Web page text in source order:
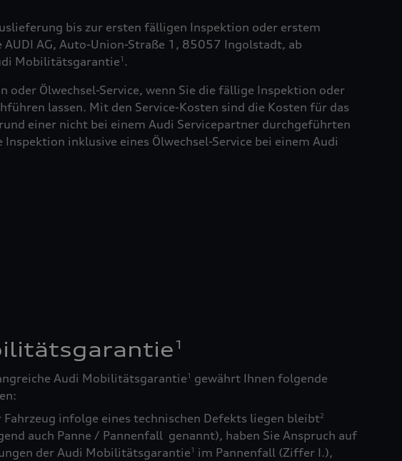
bis zur ersten fälligen Inspektion oder erstem
AG, Auto-Union-Straße 1, 85057 Ingolstadt, ab
Mobilitätsgarantie1 .
oder Ölwechsel-Service, wenn Sie die fällige Inspektion oder
lassen. Mit den Service-Kosten sind die Kosten für das
einer nicht bei einem Audi Servicepartner durchgeführten
inklusive eines Ölwechsel-Service bei einem Audi
1
Audi Mobilitätsgarantie1
gewährt Ihnen folgende
Fahrzeug infolge eines technischen Defekts liegen bleibt2
auch Panne / Pannenfall genannt), haben Sie Anspruch auf
der Audi Mobilitätsgarantie1
im Pannenfall (Ziffer I.),